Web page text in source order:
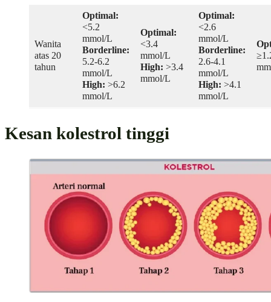
Wanita
atas 20
tahun
Optimal:
<5.2
mmol/L
Borderline:
5.2-6.2
mmol/L
High: >6.2
mmol/L
Optimal:
<3.4
mmol/L
High: >3.4
mmol/L
Optimal:
<2.6
mmol/L
Borderline:
2.6-4.1
mmol/L
High: >4.1
mmol/L
Kesan kolestrol tinggi